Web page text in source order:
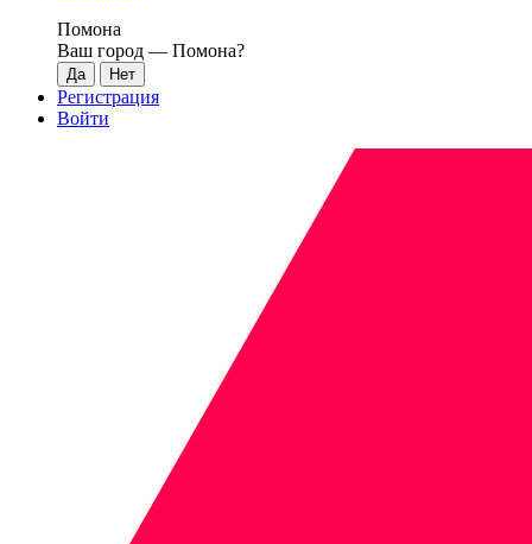
Помона
Ваш город — Помона?
Регистрация
Войти